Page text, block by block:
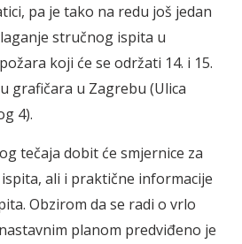
pa je tako na redu još jedan
stručnog ispita u
koji će se održati 14. i 15.
grafičara u Zagrebu (Ulica
4).
tečaja dobit će smjernice za
ali i praktične informacije
Obzirom da se radi o vrlo
planom predviđeno je